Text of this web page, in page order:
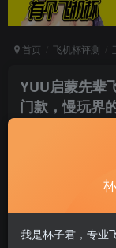
首页 飞机杯评测
YUU启蒙先辈
门款，慢玩界
今天给大家测
我是杯子君，专业